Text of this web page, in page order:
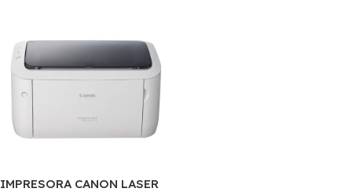
IMPRESORA CANON LASER